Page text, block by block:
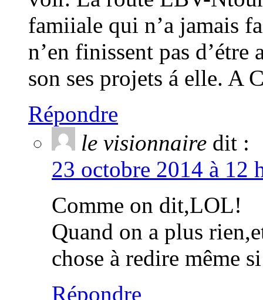
famiiale qui n’a jamais
n’en finissent pas
son ses projets á elle. A
Répondre
le visionnaire dit :
23 octobre 2014 à 12
Comme on dit,LOL!
Quand on a plus
chose à redire même
Répondre